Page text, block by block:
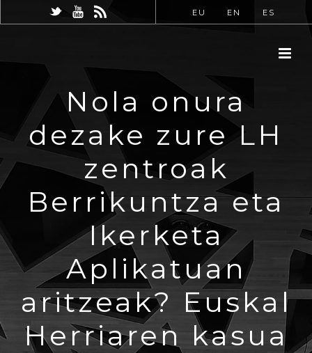
EU EN ES
Nola onura
dezake zure LH
zentroak
Berrikuntza eta
Ikerketa
Aplikatuan
aritzeak? Euskal
Herriaren kasua